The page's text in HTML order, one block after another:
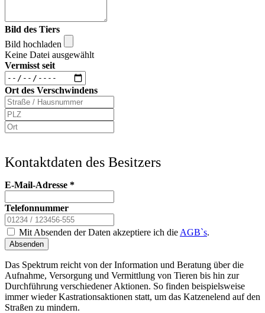
Bild des Tiers
Bild hochladen
Keine Datei ausgewählt
Vermisst seit
Ort des Verschwindens
Kontaktdaten des Besitzers
E-Mail-Adresse *
Telefonnummer
Mit Absenden der Daten akzeptiere ich die AGB`s.
Absenden
Das Spektrum reicht von der Information und Beratung über die
Aufnahme, Versorgung und Vermittlung von Tieren bis hin zur
Durchführung verschiedener Aktionen. So finden beispielsweise
immer wieder Kastrationsaktionen statt, um das Katzenelend auf den
Straßen zu mindern.